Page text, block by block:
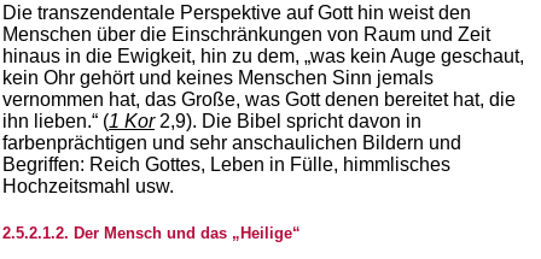
Die transzendentale Perspektive auf Gott hin weist den
Menschen über die Einschränkungen von Raum und Zeit
hinaus in die Ewigkeit, hin zu dem, „was kein Auge geschaut,
kein Ohr gehört und keines Menschen Sinn jemals
vernommen hat, das Große, was Gott denen bereitet hat, die
ihn lieben.“ (1 Kor2,9). Die Bibel spricht davon in
farbenprächtigen und sehr anschaulichen Bildern und
Begriffen: Reich Gottes, Leben in Fülle, himmlisches
Hochzeitsmahl usw.
2.5.2.1.2. Der Mensch und das „Heilige“